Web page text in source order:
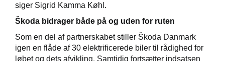
siger Sigrid Kamma Køhl.
Škoda bidrager både på og uden for ruten
Som en del af partnerskabet stiller Škoda Danmark
igen en flåde af 30 elektrificerede biler til rådighed for
løbet og dets afvikling. Samtidig fortsætter indsatsen